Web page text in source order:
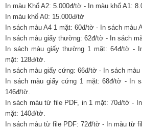
In màu Khổ A2: 5.000đ/tờ - In màu khổ A1:
In màu khổ A0: 15.000đ/tờ
In sách màu A4 1 mặt: 60đ/tờ - In sách màu
In sách màu giấy thường: 62đ/tờ - In sách
In sách màu giấy thường 1 mặt: 64đ/tờ -
mặt: 128đ/tờ.
In sách màu giấy cứng: 66đ/tờ - In sách
In sách màu giấy cứng 1 mặt: 68đ/tờ - In
146đ/tờ.
In sách màu từ file PDF, in 1 mặt: 70đ/tờ -
mặt: 140đ/tờ.
In sách màu từ file PDF: 72đ/tờ - In màu từ